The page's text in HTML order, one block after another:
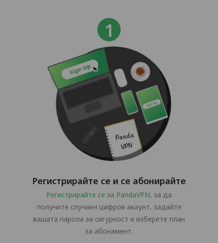
Регистрирайте се и се абонирайте
Регистрирайте се за PandaVPN, за да
получите случаен цифров акаунт, задайте
вашата парола за сигурност и изберете план
за абонамент.